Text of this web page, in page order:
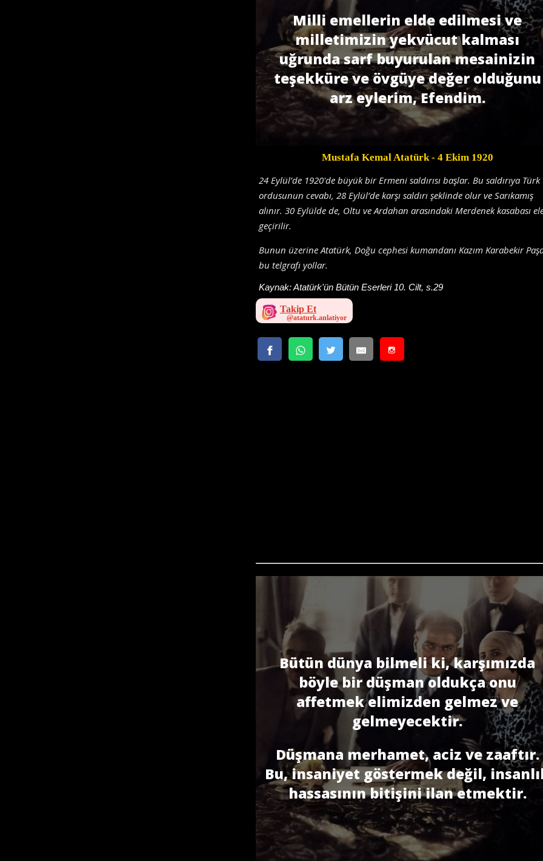
Milli emellerin elde edilmesi ve
milletimizin yekvücut kalması
uğrunda sarf buyurulan mesainizin
teşekküre ve övgüye değer olduğunu
arz eylerim, Efendim.
Mustafa Kemal Atatürk- 4 Ekim 1920
24 Eylül’de 1920'de büyük bir Ermeni saldırısı başlar. Bu saldırıya Türk
ordusunun cevabı, 28 Eylül’de karşı saldırı şeklinde olur ve Sarıkamış
alınır. 30 Eylülde de, Oltu ve Ardahan arasındaki Merdenek kasabası
geçirilir.
Bunun üzerine Atatürk, Doğu cephesi kumandanı Kazım Karabekir
bu telgrafı yollar.
Kaynak:Atatürk'ün Bütün Eserleri 10. Cilt, s.29
Takip Et
Bütün dünya bilmeli ki, karşımızda
böyle bir düşman oldukça onu
affetmek elimizden gelmez ve
gelmeyecektir.
Düşmana merhamet, aciz ve zaaftır.
Bu, insaniyet göstermek değil,
hassasının biti­şini ilan etmektir.